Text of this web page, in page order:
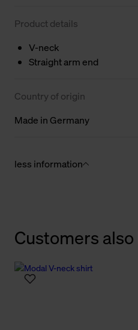
Product details
V-neck
Straight arm end
Country of origin
Made in Germany
less information
Customers